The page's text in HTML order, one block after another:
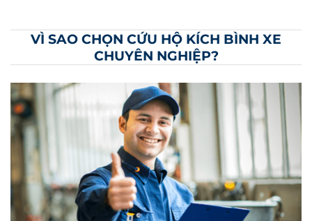
VÌ SAO CHỌN CỨU HỘ KÍCH BÌNH XE
CHUYÊN NGHIỆP?